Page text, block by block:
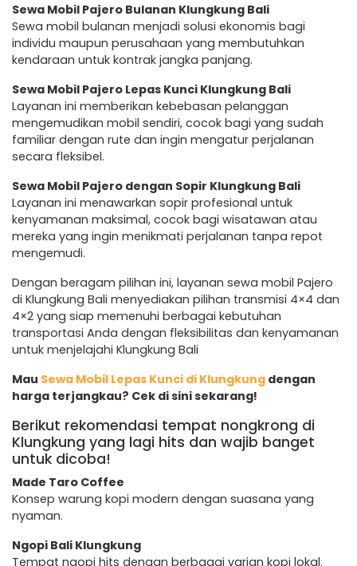
Sewa Mobil Pajero Bulanan Klungkung Bali
Sewa mobil bulanan menjadi solusi ekonomis bagi
individu maupun perusahaan yang membutuhkan
kendaraan untuk kontrak jangka panjang.
Sewa Mobil Pajero Lepas Kunci Klungkung Bali
Layanan ini memberikan kebebasan pelanggan
mengemudikan mobil sendiri, cocok bagi yang sudah
familiar dengan rute dan ingin mengatur perjalanan
secara fleksibel.
Sewa Mobil Pajero dengan Sopir Klungkung Bali
Layanan ini menawarkan sopir profesional untuk
kenyamanan maksimal, cocok bagi wisatawan atau
mereka yang ingin menikmati perjalanan tanpa repot
mengemudi.
Dengan beragam pilihan ini, layanan sewa mobil Pajero
di Klungkung Bali menyediakan pilihan transmisi 4×4 dan
4×2 yang siap memenuhi berbagai kebutuhan
transportasi Anda dengan fleksibilitas dan kenyamanan
untuk menjelajahi Klungkung Bali
Mau Sewa Mobil Lepas Kunci di Klungkung dengan
harga terjangkau? Cek di sini sekarang!
Berikut rekomendasi tempat nongkrong di
Klungkung yang lagi hits dan wajib banget
untuk dicoba!
Made Taro Coffee
Konsep warung kopi modern dengan suasana yang
nyaman.
Ngopi Bali Klungkung
Tempat ngopi hits dengan berbagai varian kopi lokal.